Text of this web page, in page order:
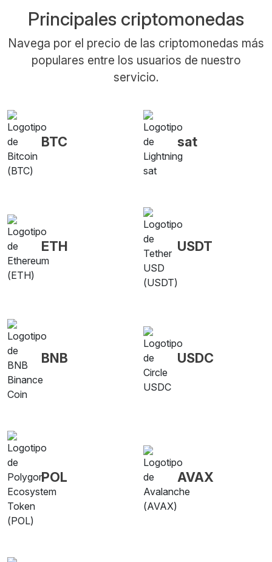
Principales criptomonedas
Navega por el precio de las criptomonedas más
populares entre los usuarios de nuestro
servicio.
BTC sat
ETH USDT
BNB USDC
POL AVAX